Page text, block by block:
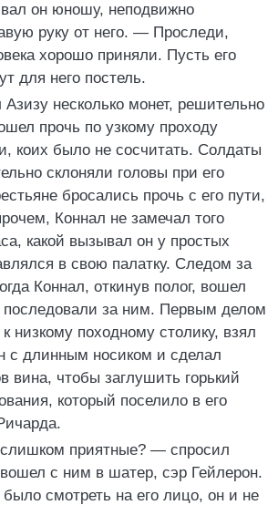
он юношу, неподвижно
руку от него. — Проследи,
хорошо приняли. Пусть его
для него постель.
несколько монет, решительно
прочь по узкому проходу
коих было не сосчитать. Солдаты
склоняли головы при его
бросались прочь с его пути,
Коннал не замечал того
какой вызывал он у простых
в свою палатку. Следом за
Коннал, откинув полог, вошел
последовали за ним. Первым делом
низкому походному столику, взял
с длинным носиком и сделал
вина, чтобы заглушить горький
который поселило в его
приятные? — спросил
с ним в шатер, сэр Гейлерон.
смотреть на его лицо, он и не